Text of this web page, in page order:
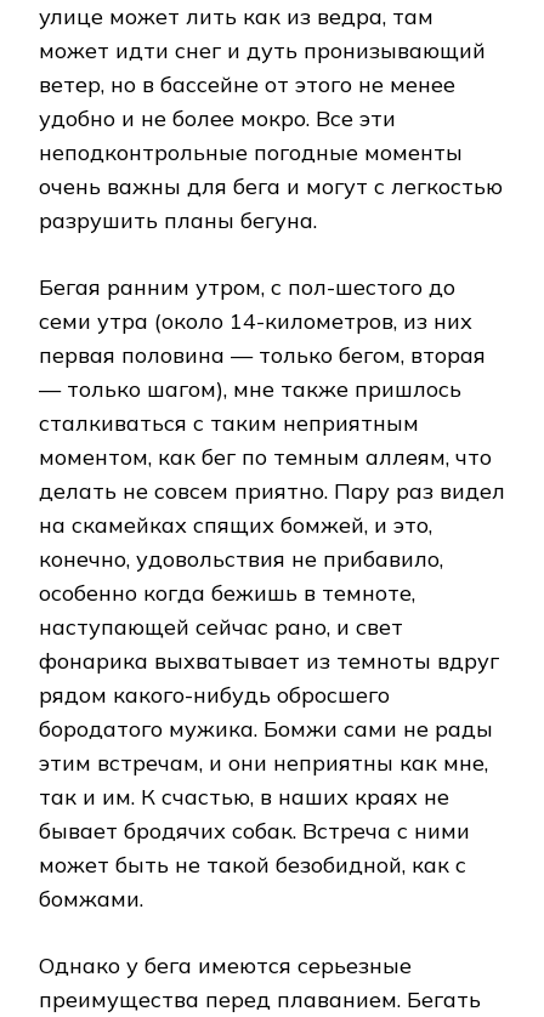
улице может лить как из ведра, там
может идти снег и дуть пронизывающий
ветер, но в бассейне от этого не менее
удобно и не более мокро. Все эти
неподконтрольные погодные моменты
очень важны для бега и могут с легкостью
разрушить планы бегуна.
Бегая ранним утром, с пол-шестого до
семи утра (около 14-километров, из них
первая половина — только бегом, вторая
— только шагом), мне также пришлось
сталкиваться с таким неприятным
моментом, как бег по темным аллеям, что
делать не совсем приятно. Пару раз видел
на скамейках спящих бомжей, и это,
конечно, удовольствия не прибавило,
особенно когда бежишь в темноте,
наступающей сейчас рано, и свет
фонарика выхватывает из темноты вдруг
рядом какого-нибудь обросшего
бородатого мужика. Бомжи сами не рады
этим встречам, и они неприятны как мне,
так и им. К счастью, в наших краях не
бывает бродячих собак. Встреча с ними
может быть не такой безобидной, как с
бомжами.
Однако у бега имеются серьезные
преимущества перед плаванием. Бегать